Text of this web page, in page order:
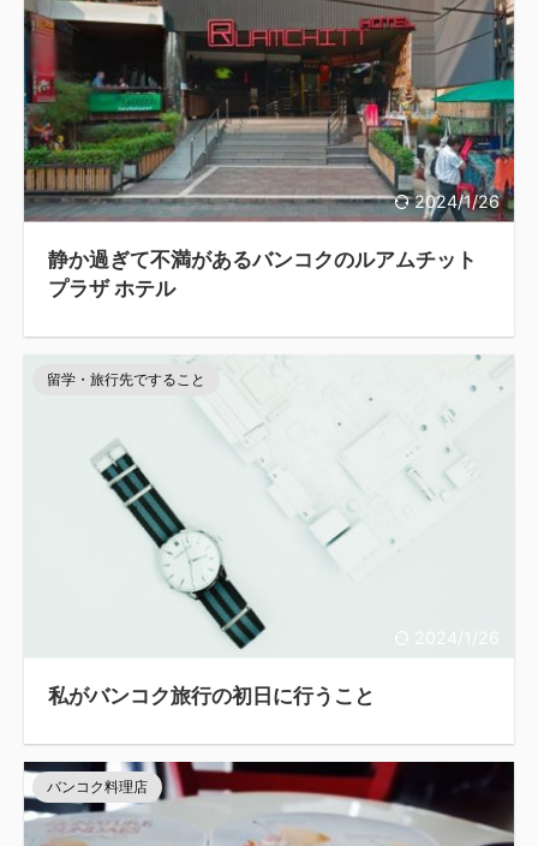
2024/1/26
静か過ぎて不満があるバンコクのルアムチット
プラザ ホテル
2024/1/26
留学・旅行先ですること
私がバンコク旅行の初日に行うこと
バンコク料理店